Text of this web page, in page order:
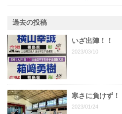
過去の投稿
いざ出陣！！
2023/03/10
寒さに負けず！
2023/01/24